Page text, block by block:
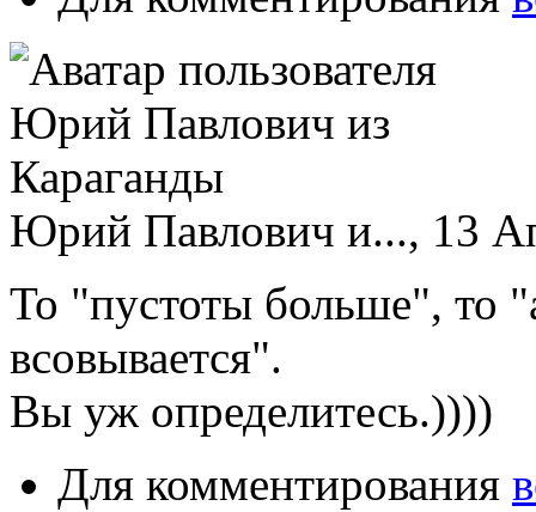
Юрий Павлович и..., 13
То "пустоты больше", то
всовывается".
Вы уж определитесь.))))
Для комментирования